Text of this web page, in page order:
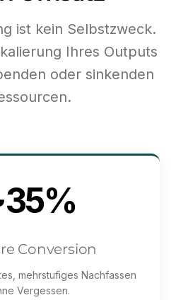
ist kein Selbstzweck.
Ihres Outputs
oder sinkenden
Conversion
mehrstufiges Nachfassen
Vergessen.